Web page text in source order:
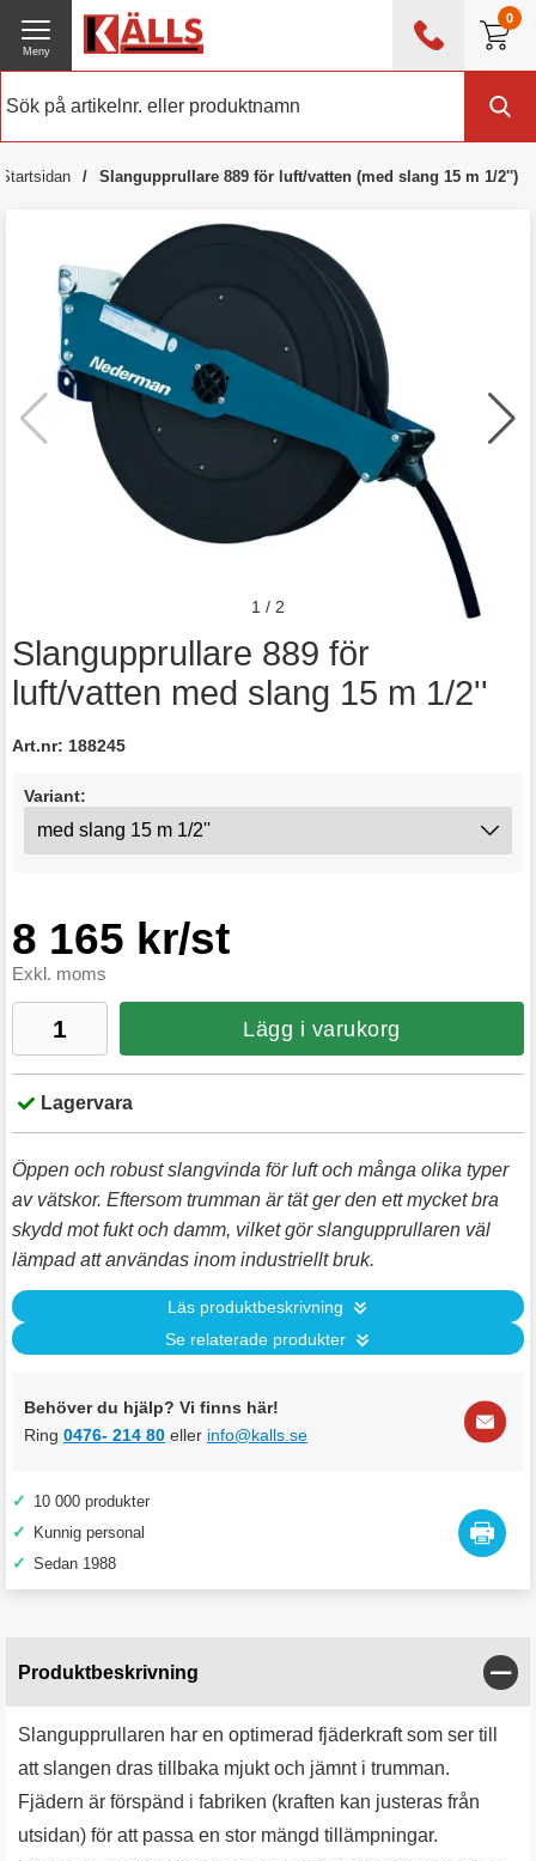
0
0476 - 214 80
Meny
Startsidan Slangupprullare 889 för luft/vatten (med slang 15 m 1/2'')
Slangupprullare 889 för
luft/vatten med slang 15 m 1/2''
Art.nr: 188245
Variant:
8 165 kr/st
Exkl. moms
Lägg i varukorg
Lagervara
Öppen och robust slangvinda för luft och många olika typer
av vätskor. Eftersom trumman är tät ger den ett mycket bra
skydd mot fukt och damm, vilket gör slangupprullaren väl
lämpad att användas inom industriellt bruk.
Läs produktbeskrivning
Se relaterade produkter
Behöver du hjälp? Vi finns här!
Ring 0476- 214 80 eller info@kalls.se
✓ 10 000 produkter
✓ Kunnig personal
✓ Sedan 1988
1 / 2
Produktbeskrivning
Slangupprullaren har en optimerad fjäderkraft som ser till
att slangen dras tillbaka mjukt och jämnt i trumman.
Fjädern är förspänd i fabriken (kraften kan justeras från
utsidan) för att passa en stor mängd tillämpningar.